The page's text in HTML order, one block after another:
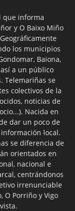
que informa
y O Baixo Miño
los municipios
Baiona,
a un público
Telemariñas se
colectivos de la
noticias de
Nacida en
dar un poco de
local.
se diferencia de
orientados en
nacional e
centrándonos
irrenunciable
O Porriño y Vigo